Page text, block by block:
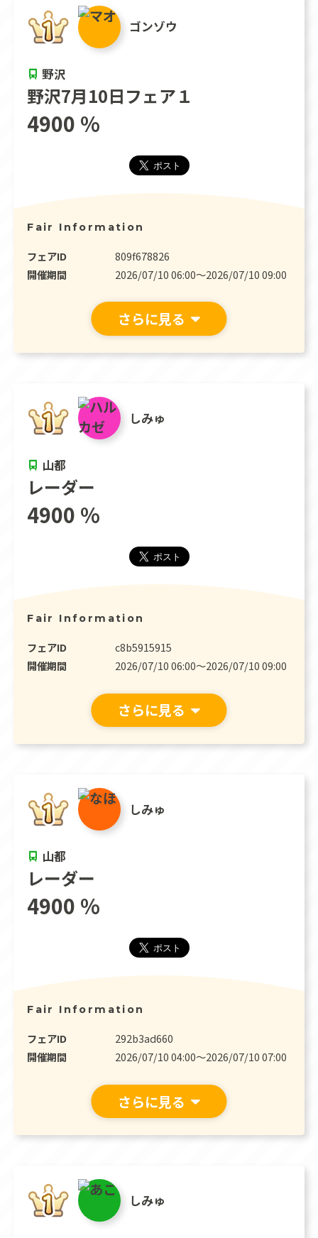
ゴンゾウ
野沢
野沢7月10日フェア１
4900 %
さらに見る
Fair Information
フェアID
809f678826
開催期間
2026/07/10 06:00〜2026/07/10 09:00
しみゅ
山都
レーダー
4900 %
さらに見る
Fair Information
フェアID
c8b5915915
開催期間
2026/07/10 06:00〜2026/07/10 09:00
しみゅ
山都
レーダー
4900 %
さらに見る
Fair Information
フェアID
292b3ad660
開催期間
2026/07/10 04:00〜2026/07/10 07:00
しみゅ